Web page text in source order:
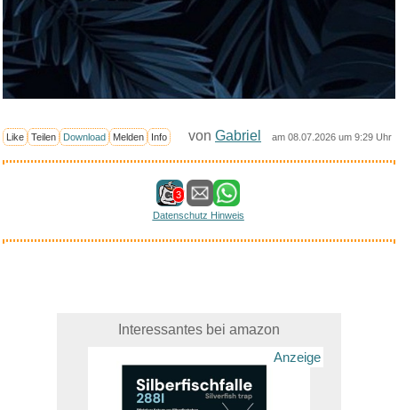
Like Teilen Download Melden Info von Gabriel am 08.07.2026 um 9:29 Uhr
3
Datenschutz Hinweis
Interessantes bei amazon
Anzeige